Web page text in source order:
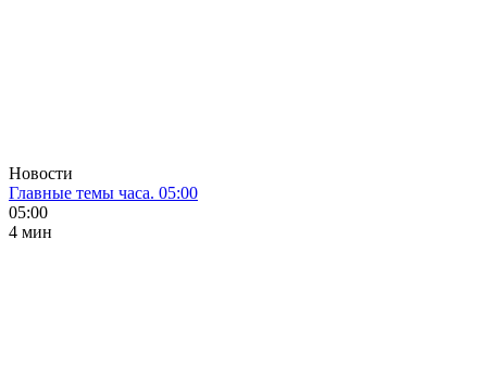
Новости
Главные темы часа. 05:00
05:00
4 мин